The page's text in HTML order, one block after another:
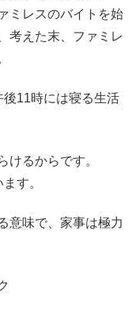
ミレスのバイトを始
考えた末、ファミレ
11時には寝る生活
けるからです。
す。
意味で、家事は極力